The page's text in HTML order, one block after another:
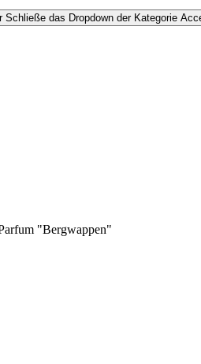
Schließe das Dropdown der Kategorie